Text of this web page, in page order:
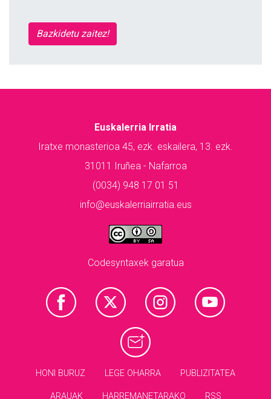
Bazkidetu zaitez!
Euskalerria Irratia
Iratxe monasterioa 45, ezk. eskailera, 13. ezk.
31011 Iruñea - Nafarroa
(0034) 948 17 01 51
info@euskalerriairratia.eus
Codesyntaxek garatua
HONI BURUZ LEGE OHARRA PUBLIZITATEA
ARAUAK HARREMANETARAKO RSS